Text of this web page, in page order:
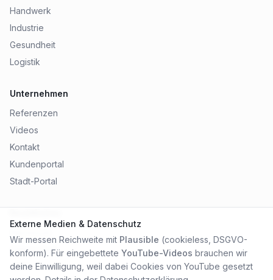
Handwerk
Industrie
Gesundheit
Logistik
Unternehmen
Referenzen
Videos
Kontakt
Kundenportal
Stadt-Portal
Datenschutz
AGB
Externe Medien & Datenschutz
Wir messen Reichweite mit Plausible (cookieless, DSGVO-
konform). Für eingebettete YouTube-Videos brauchen wir
deine Einwilligung, weil dabei Cookies von YouTube gesetzt